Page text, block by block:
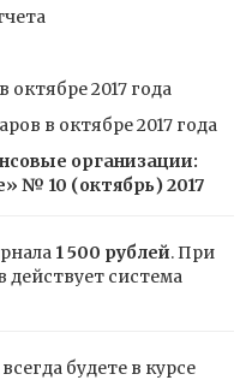
октябре 2017 года
в октябре 2017 года
организации:
№ 10 (октябрь) 2017
1 500 рублей. При
действует система
будете в курсе